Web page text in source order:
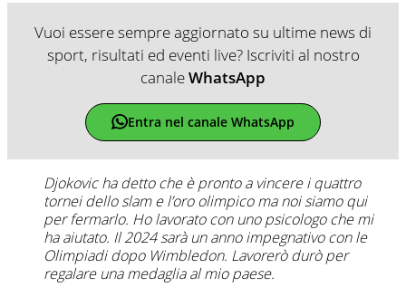
Vuoi essere sempre aggiornato su ultime news di
sport, risultati ed eventi live? Iscriviti al nostro
canaleWhatsApp
Entra nel canale WhatsApp
Djokovic ha detto che è pronto a vincere i quattro
tornei dello slam e l’oro olimpico ma noi siamo qui
per fermarlo. Ho lavorato con uno psicologo che mi
ha aiutato. Il 2024 sarà un anno impegnativo con le
Olimpiadi dopo Wimbledon. Lavorerò durò per
regalare una medaglia al mio paese.